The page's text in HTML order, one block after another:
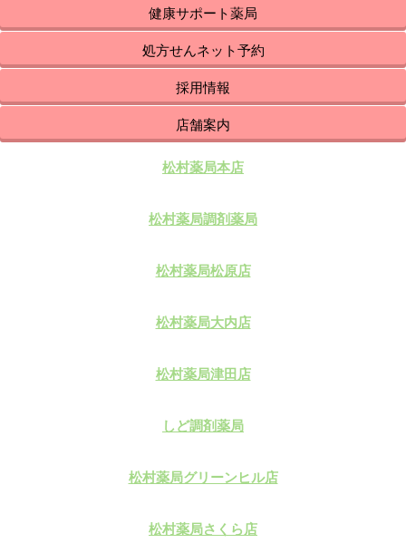
健康サポート薬局
処方せんネット予約
採用情報
店舗案内
松村薬局本店
松村薬局調剤薬局
松村薬局松原店
松村薬局大内店
松村薬局津田店
しど調剤薬局
松村薬局グリーンヒル店
松村薬局さくら店